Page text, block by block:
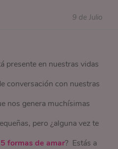
9 de Julio
presente en nuestras vidas
conversación con nuestras
nos genera muchísimas
pero ¿alguna vez te
5 formas de amar? Estás a